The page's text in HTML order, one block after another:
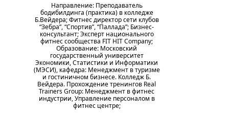
Направление: Преподаватель
бодибилдинга (практика) в колледже
Б.Вейдера; Фитнес директор сети клубов
“Зебра”, “Спортив”, “Паллада”; Бизнес-
консультант; Эксперт национального
фитнес сообщества FIT HIT Company;
Образование: Московский
государственный университет
Экономики, Статистики и Информатики
(МЭСИ), кафедра: Менеджмент в туризме
и гостиничном бизнесе. Колледж Б.
Вейдера. Прохождение тренингов Real
Trainers Group: Менеджмент в фитнес
индустрии, Управление персоналом в
фитнес центре;